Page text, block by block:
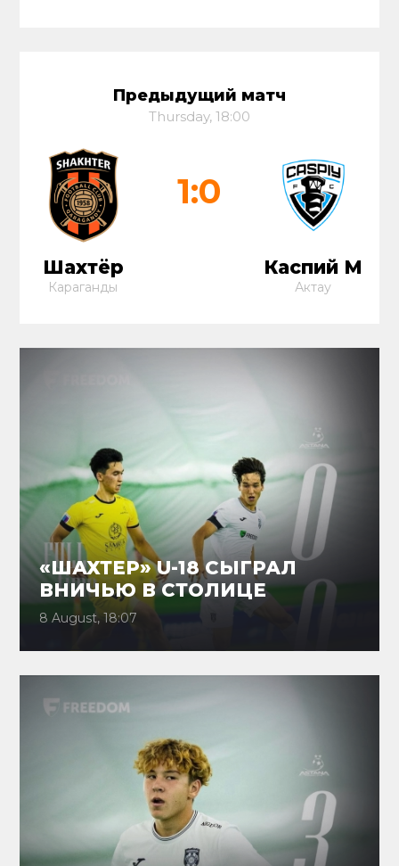
Предыдущий матч
Thursday, 18:00
Шахтёр
Караганды
1:0
Каспий М
Актау
«ШАХТЕР» U-18 СЫГРАЛ
ВНИЧЬЮ В СТОЛИЦЕ
8 August, 18:07